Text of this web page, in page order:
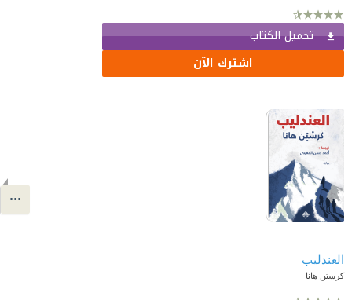
تحميل الكتاب
اشترك الآن
العندليب
كرستن هانا